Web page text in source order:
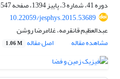
دوره 41، شماره 3، پاییز 1394، صفحه
547-563
10.22059/jesphys.2015.53689
عبدالعظیم قانقرمه، غلامرضا روشن
مشاهده مقاله
اصل مقاله 1.06 M